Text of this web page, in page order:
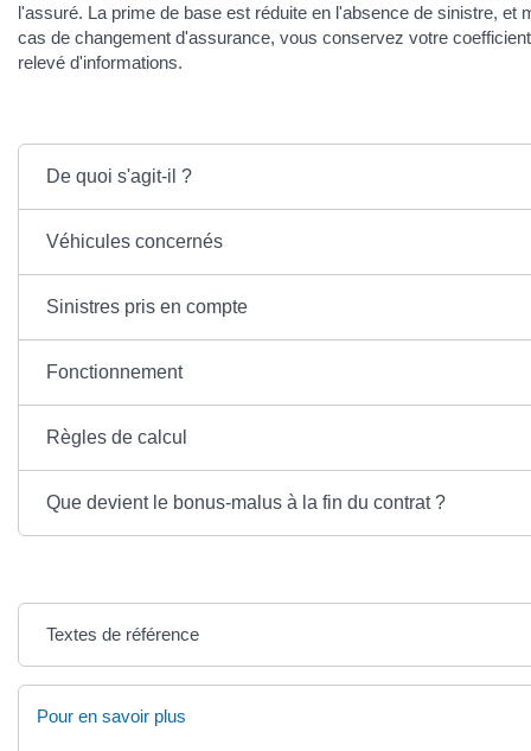
l'assuré. La prime de base est réduite en l'absence de sinistre, et
cas de changement d'assurance, vous conservez votre
relevé d'informations.
De quoi s'agit-il ?
Véhicules concernés
Sinistres pris en compte
Fonctionnement
Règles de calcul
Que devient le bonus-malus à la fin du contrat ?
Textes de référence
Pour en savoir plus